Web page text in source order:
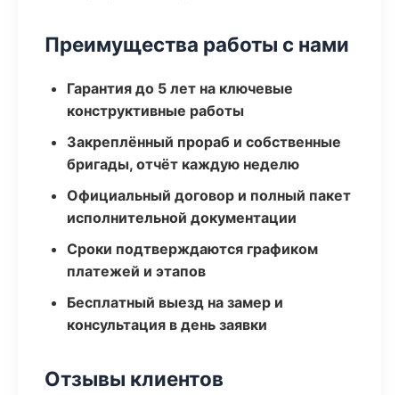
Преимущества работы с нами
Гарантия до 5 лет на ключевые
конструктивные работы
Закреплённый прораб и собственные
бригады, отчёт каждую неделю
Официальный договор и полный пакет
исполнительной документации
Сроки подтверждаются графиком
платежей и этапов
Бесплатный выезд на замер и
консультация в день заявки
Отзывы клиентов